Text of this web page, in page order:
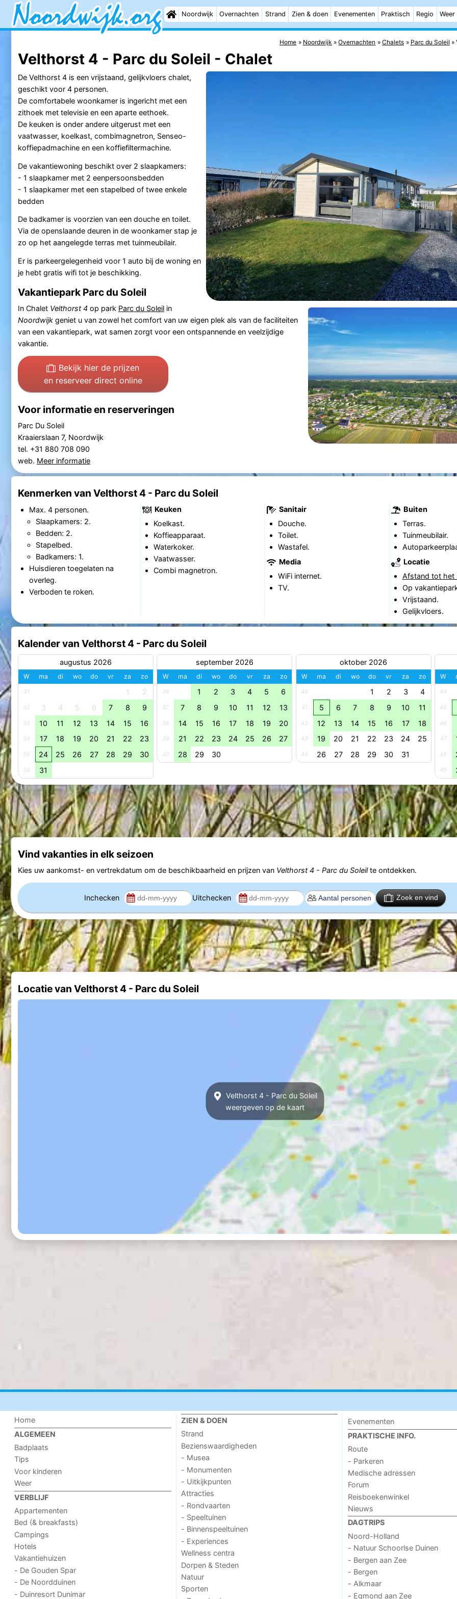
Noordwijk Overnachten Strand Zien & doen Evenementen Praktisch Regio Weer
Home Noordwijk Overnachten Chalets Parc du Soleil
Velthorst 4 - Parc du Soleil - Chalet
De Velthorst 4 is een vrijstaand, gelijkvloers chalet,
geschikt voor 4 personen.
De comfortabele woonkamer is ingericht met een
zithoek met televisie en een aparte eethoek.
De keuken is onder andere uitgerust met een
vaatwasser, koelkast, combimagnetron, Senseo-
koffiepadmachine en een koffiefiltermachine.
De vakantiewoning beschikt over 2 slaapkamers:
- 1 slaapkamer met 2 eenpersoonsbedden
- 1 slaapkamer met een stapelbed of twee enkele
bedden
De badkamer is voorzien van een douche en toilet.
Via de openslaande deuren in de woonkamer stap je
zo op het aangelegde terras met tuinmeubilair.
Er is parkeergelegenheid voor 1 auto bij de woning en
je hebt gratis wifi tot je beschikking.
Vakantiepark Parc du Soleil
In Chalet Velthorst 4op park Parc du Soleilin
Noordwijkgeniet u van zowel het comfort van uw eigen plek als van de faciliteiten
van een vakantiepark, wat samen zorgt voor een ontspannende en veelzijdige
vakantie.
Bekijk hier de prijzen
en reserveer direct online
Voor informatie en reserveringen
Parc Du Soleil
Kraaierslaan 7, Noordwijk
tel. +31 880 708 090
web. Meer informatie
Kenmerken van Velthorst 4 - Parc du Soleil
Max. 4 personen.
Slaapkamers: 2.
Bedden: 2.
Stapelbed.
Badkamers: 1.
Huisdieren toegelaten na
overleg.
Verboden te roken.
Keuken
Koelkast.
Koffieapparaat.
Waterkoker.
Vaatwasser.
Combi magnetron.
Sanitair
Douche.
Toilet.
Wastafel.
Media
WiFi internet.
TV.
Buiten
Terras.
Tuinmeubilair.
Locatie
Afstand tot het
Op
Vrijstaand.
Gelijkvloers.
Kalender van Velthorst 4 - Parc du Soleil
augustus 2026
W ma di wo do vr za zo
31 1 2
32 3 4 5 6 7 8 9
33 10 11 12 13 14 15 16
34 17 18 19 20 21 22 23
35 24 25 26 27 28 29 30
36 31
september 2026
W ma di wo do vr za zo
36 1 2 3 4 5 6
37 7 8 9 10 11 12 13
38 14 15 16 17 18 19 20
39 21 22 23 24 25 26 27
40 28 29 30
oktober 2026
W ma di wo do vr za zo
40 1 2 3 4
41 5 6 7 8 9 10 11
42 12 13 14 15 16 17 18
43 19 20 21 22 23 24 25
44 26 27 28 29 30 31
W
44
45
46
47
48
49
Vind vakanties in elk seizoen
Kies uw aankomst- en vertrekdatum om de beschikbaarheid en prijzen van Velthorst 4 - Parc du Soleilte ontdekken.
Inchecken Uitchecken Zoek en vind
Locatie van Velthorst 4 - Parc du Soleil
Velthorst 4 - Parc du Soleil
weergeven op de kaart
Home
ALGEMEEN
Badplaats
Tips
Voor kinderen
Weer
VERBLIJF
Appartementen
Bed (& breakfasts)
Campings
Hotels
Vakantiehuizen
- De Gouden Spar
- De Noordduinen
- Duinresort Dunimar
ZIEN & DOEN
Strand
Bezienswaardigheden
- Musea
- Monumenten
- Uitkijkpunten
Attracties
- Rondvaarten
- Speeltuinen
- Binnenspeeltuinen
- Experiences
Wellness centra
Dorpen & Steden
Natuur
Sporten
Evenementen
PRAKTISCHE INFO.
Route
- Parkeren
Medische adressen
Forum
Reisboekenwinkel
Nieuws
DAGTRIPS
Noord-Holland
- Natuur Schoorlse Duinen
- Bergen aan Zee
- Bergen
- Alkmaar
- Egmond aan Zee